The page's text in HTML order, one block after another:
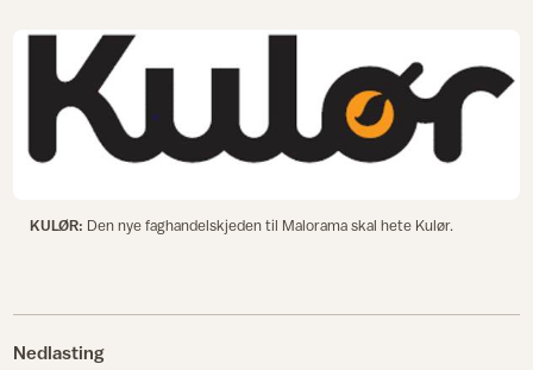
KULØR: Den nye faghandelskjeden til Malorama skal hete Kulør.
Nedlasting